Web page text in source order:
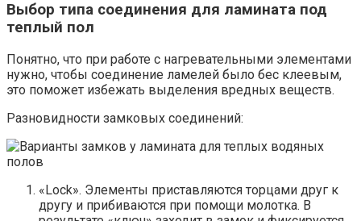
Выбор типа соединения для ламината под
теплый пол
Понятно, что при работе с нагревательными элементами
нужно, чтобы соединение ламелей было бес клеевым,
это поможет избежать выделения вредных веществ.
Разновидности замковых соединений:
«Lock». Элементы приставляются торцами друг к
другу и прибиваются при помощи молотка. В